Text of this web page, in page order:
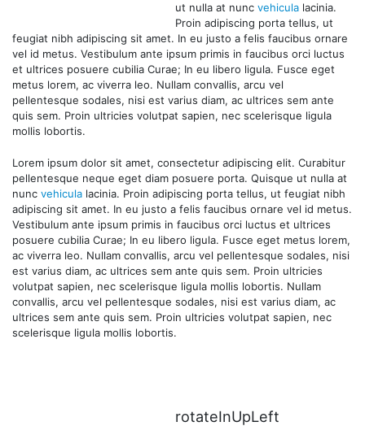
ut nulla at nunc vehicula lacinia.
Proin adipiscing porta tellus, ut
feugiat nibh adipiscing sit amet. In eu justo a felis faucibus ornare
vel id metus. Vestibulum ante ipsum primis in faucibus orci luctus
et ultrices posuere cubilia Curae; In eu libero ligula. Fusce eget
metus lorem, ac viverra leo. Nullam convallis, arcu vel
pellentesque sodales, nisi est varius diam, ac ultrices sem ante
quis sem. Proin ultricies volutpat sapien, nec scelerisque ligula
mollis lobortis.
Lorem ipsum dolor sit amet, consectetur adipiscing elit. Curabitur
pellentesque neque eget diam posuere porta. Quisque ut nulla at
nunc vehicula lacinia. Proin adipiscing porta tellus, ut feugiat nibh
adipiscing sit amet. In eu justo a felis faucibus ornare vel id metus.
Vestibulum ante ipsum primis in faucibus orci luctus et ultrices
posuere cubilia Curae; In eu libero ligula. Fusce eget metus lorem,
ac viverra leo. Nullam convallis, arcu vel pellentesque sodales, nisi
est varius diam, ac ultrices sem ante quis sem. Proin ultricies
volutpat sapien, nec scelerisque ligula mollis lobortis. Nullam
convallis, arcu vel pellentesque sodales, nisi est varius diam, ac
ultrices sem ante quis sem. Proin ultricies volutpat sapien, nec
scelerisque ligula mollis lobortis.
rotateInUpLeft